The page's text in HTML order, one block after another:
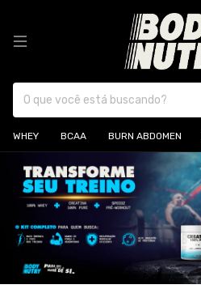
WHEY BCAA BURN ABDOMEN